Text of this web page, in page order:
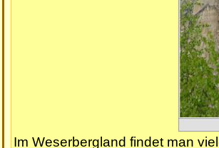
Im Weserbergland findet man